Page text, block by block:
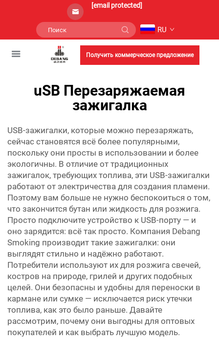
[email protected]
RU
Получить коммерческое предложение
uSB Перезаряжаемая
зажигалка
USB-зажигалки, которые можно перезаряжать,
сейчас становятся всё более популярными,
поскольку они просты в использовании и более
экологичны. В отличие от традиционных
зажигалок, требующих топлива, эти USB-зажигалки
работают от электричества для создания пламени.
Поэтому вам больше не нужно беспокоиться о том,
что закончится бутан или жидкость для розжига.
Просто подключите устройство к USB-порту — и
оно зарядится: всё так просто. Компания Debang
Smoking производит такие зажигалки: они
выглядят стильно и надёжно работают.
Потребители используют их для розжига свечей,
костров на природе, грилей и других подобных
целей. Они безопасны и удобны для переноски в
кармане или сумке — исключается риск утечки
топлива, как это было раньше. Давайте
рассмотрим, почему они выгодны для оптовых
покупателей и как выбрать лучшую модель.